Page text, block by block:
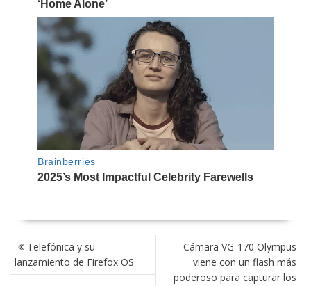
NAVEGACIÓN
DE
ENTRADAS
Telefónica y su
lanzamiento de Firefox OS
Cámara VG-170 Olympus
viene con un flash más
poderoso para capturar los